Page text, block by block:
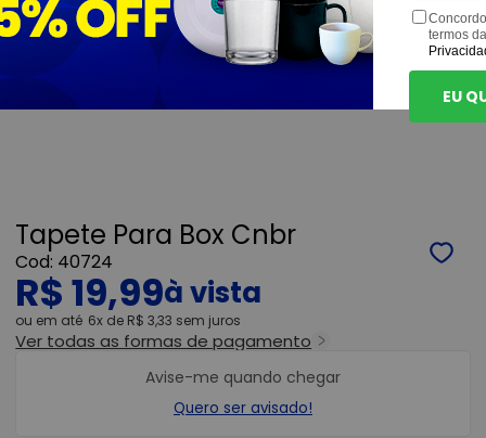
Tapete Para Box Cnbr
40724
R$ 19,99
ou 6x de R$ 3,33 sem juros
Ver todas as formas de pagamento
Avise-me quando chegar
Quero ser avisado!
termos
EU